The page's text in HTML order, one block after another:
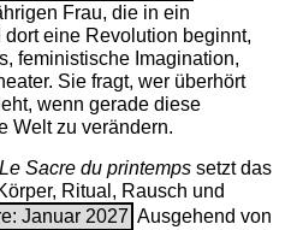
Frau, die in ein
eine Revolution beginnt,
feministische Imagination,
Sie fragt, wer überhört
wenn gerade diese
Welt zu verändern.
Le Sacre du printempssetzt das
Ritual, Rausch und
Januar 2027 Ausgehend von